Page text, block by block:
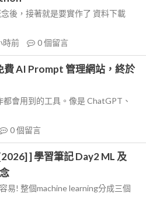
後，接著就是要實作了 資料下載
時前 0個留言
費 AI Prompt 管理網站，終於
會用到的工具。像是 ChatGPT、
0個留言
] 學習筆記 Day2 ML 及
易! 整個machine learning分成三個